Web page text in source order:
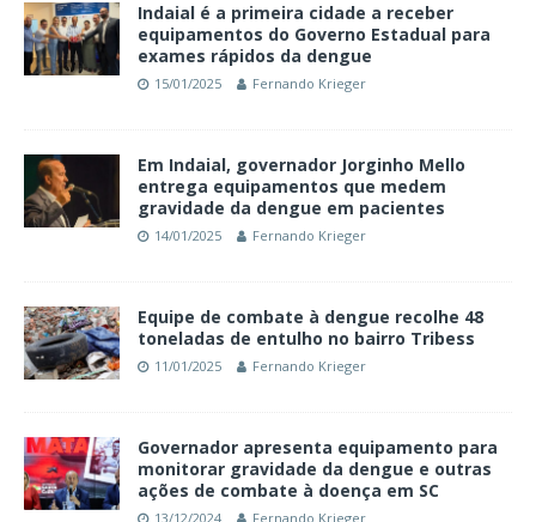
Indaial é a primeira cidade a receber
equipamentos do Governo Estadual para
exames rápidos da dengue
15/01/2025 Fernando Krieger
Em Indaial, governador Jorginho Mello
entrega equipamentos que medem
gravidade da dengue em pacientes
14/01/2025 Fernando Krieger
Equipe de combate à dengue recolhe 48
toneladas de entulho no bairro Tribess
11/01/2025 Fernando Krieger
Governador apresenta equipamento para
monitorar gravidade da dengue e outras
ações de combate à doença em SC
13/12/2024 Fernando Krieger